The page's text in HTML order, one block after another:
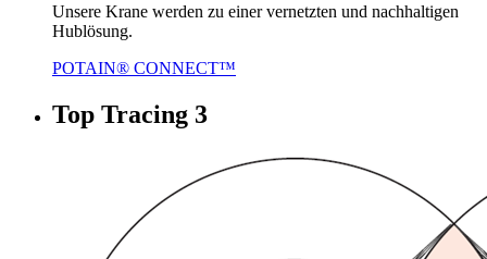
Unsere Krane werden zu einer vernetzten und nachhaltigen
Hublösung.
POTAIN® CONNECT™
Top Tracing 3